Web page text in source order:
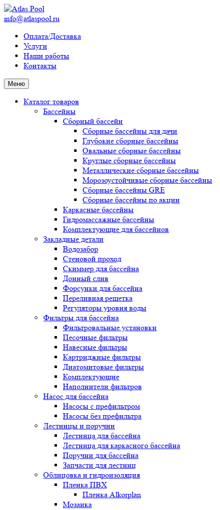
info@atlaspool.ru
Оплата/Доставка
Услуги
Наши работы
Контакты
Меню
Каталог товаров
Бассейны
Сборный бассейн
Сборные бассейны для дачи
Глубокие сборные бассейны
Овальные сборные бассейны
Круглые сборные бассейны
Металлические сборные бассейны
Морозоустойчивые сборные бассейны
Сборные бассейны GRE
Сборные бассейны по акции
Каркасные бассейны
Гидромассажные бассейны
Комплектующие для бассейнов
Закладные детали
Водозабор
Стеновой проход
Скиммер для бассейна
Донный слив
Форсунки для бассейна
Переливная решетка
Регуляторы уровня воды
Фильтры для бассейна
Фильтровальные установки
Песочные фильтры
Навесные фильтры
Картриджные фильтры
Диатомитовые фильтры
Комплектующие
Наполнители фильтров
Насос для бассейна
Насосы с префильтром
Насосы без префильтра
Лестницы и поручни
Лестница для бассейна
Лестница для каркасного бассейна
Поручни для бассейна
Запчасти для лестниц
Облицовка и гидроизоляция
Пленка ПВХ
Пленка Alkorplan
Мозаика